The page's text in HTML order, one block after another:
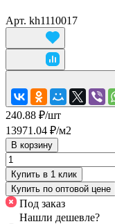
Арт. kh1110017
240.88 ₽/шт
13971.04 ₽/м2
В корзину
Купить в 1 клик
Купить по оптовой цене
Под заказ
Нашли дешевле?